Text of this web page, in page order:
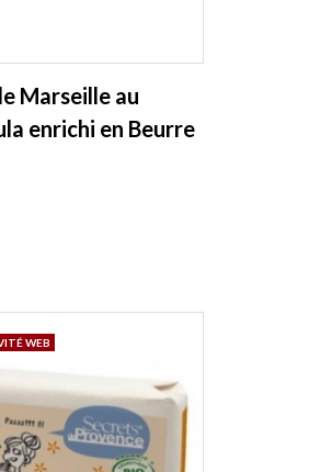
Marseille au
enrichi en Beurre
WEB